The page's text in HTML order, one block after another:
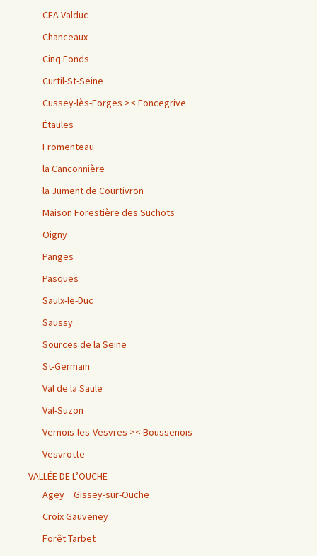
CEA Valduc
Chanceaux
Cinq Fonds
Curtil-St-Seine
Cussey-lès-Forges >< Foncegrive
Étaules
Fromenteau
la Canconnière
la Jument de Courtivron
Maison Forestière des Suchots
Oigny
Panges
Pasques
Saulx-le-Duc
Saussy
Sources de la Seine
St-Germain
Val de la Saule
Val-Suzon
Vernois-les-Vesvres >< Boussenois
Vesvrotte
VALLÉE DE L’OUCHE
Agey _ Gissey-sur-Ouche
Croix Gauveney
Forêt Tarbet